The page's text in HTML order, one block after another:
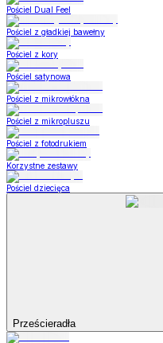
Pościel Dual Feel
Pościel z gładkiej bawełny
Pościel z kory
Pościel satynowa
Pościel z mikrowłókna
Pościel z mikropluszu
Pościel z fotodrukiem
Korzystne zestawy
Pościel dziecięca
Prześcieradła